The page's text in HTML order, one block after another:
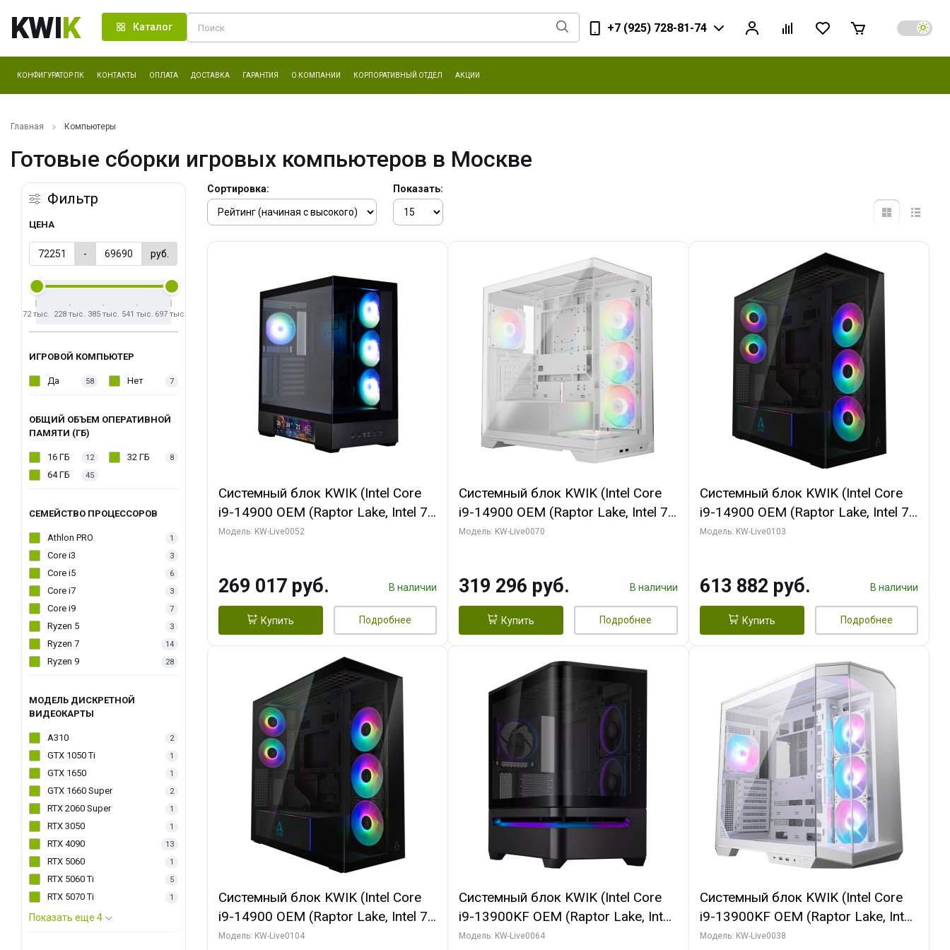
KWIK Каталог +7 (925) 728-81-74
КОНФИГУРАТОР ПК КОНТАКТЫ ОПЛАТА ДОСТАВКА ГАРАНТИЯ О КОМПАНИИ КОРПОРАТИВНЫЙ ОТДЕЛ АКЦИИ
Главная Компьютеры
Готовые сборки игровых компьютеров в Москве
Фильтр
ЦЕНА
- руб.
72 тыс. 228 тыс. 385 тыс. 541 тыс. 697 тыс.
ИГРОВОЙ КОМПЬЮТЕР
Да 58 Нет 7
ОБЩИЙ ОБЪЕМ ОПЕРАТИВНОЙ
ПАМЯТИ (ГБ)
16 ГБ 12 32 ГБ 8
64 ГБ 45
СЕМЕЙСТВО ПРОЦЕССОРОВ
Athlon PRO 1
Core i3 3
Core i5 6
Core i7 3
Core i9 7
Ryzen 5 3
Ryzen 7 14
Ryzen 9 28
МОДЕЛЬ ДИСКРЕТНОЙ
ВИДЕОКАРТЫ
A310 2
GTX 1050 Ti 1
GTX 1650 1
GTX 1660 Super 2
RTX 2060 Super 1
RTX 3050 1
RTX 4090 13
RTX 5060 1
RTX 5060 Ti 5
RTX 5070 Ti 1
Показать еще 4
Сортировка: Показать:
Системный блок KWIK (Intel Core
i9-14900 OEM (Raptor Lake, Intel 7,
C24 16EC/8PC// 64 ГБ ОЗУ (2
256bit 3xDP HD/ 512 ГБ SSD)
Модель: KW-Live0052
269 017 руб. В наличии
Купить Подробнее
Системный блок KWIK (Intel Core
i9-14900 OEM (Raptor Lake, Intel 7,
C24 16EC/8PC// 64 ГБ ОЗУ (2
GDDR7 256bit/ 960 ГБ SSD)
Модель: KW-Live0070
319 296 руб. В наличии
Купить Подробнее
Системный блок KWIK (Intel Core
i9-14900 OEM (Raptor Lake, Intel 7,
C24 16EC/8PC// 64 ГБ ОЗУ (2
Turbo/ 960 ГБ SSD)
Модель: KW-Live0103
613 882 руб. В наличии
Купить Подробнее
Системный блок KWIK (Intel Core
i9-14900 OEM (Raptor Lake, Intel 7,
C24 16EC/8PC// 64 ГБ ОЗУ (2
Модель: KW-Live0104
Системный блок KWIK (Intel Core
i9-13900KF OEM (Raptor Lake, Intel
7, C24 16EC/8P/ 64 ГБ ОЗУ (2
Модель: KW-Live0064
Системный блок KWIK (Intel Core
i9-13900KF OEM (Raptor Lake, Intel
7, C24 16EC/8P/ 32 ГБ ОЗУ (2
Модель: KW-Live0038